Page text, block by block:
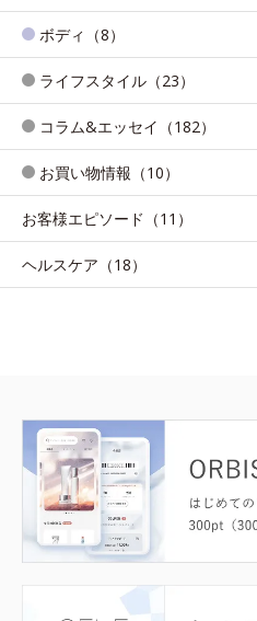
ボディ（8）
ライフスタイル（23）
コラム&エッセイ（182）
お買い物情報（10）
お客様エピソード（11）
ヘルスケア（18）